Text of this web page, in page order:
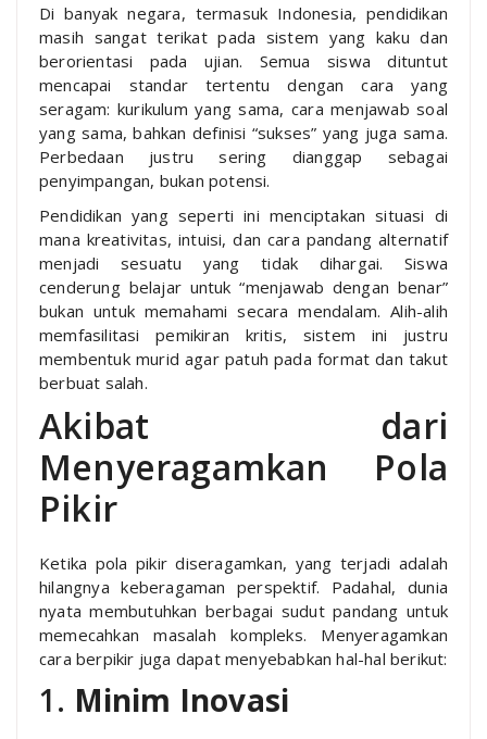
Di banyak negara, termasuk Indonesia, pendidikan
masih sangat terikat pada sistem yang kaku dan
berorientasi pada ujian. Semua siswa dituntut
mencapai standar tertentu dengan cara yang
seragam: kurikulum yang sama, cara menjawab soal
yang sama, bahkan definisi “sukses” yang juga sama.
Perbedaan justru sering dianggap sebagai
penyimpangan, bukan potensi.
Pendidikan yang seperti ini menciptakan situasi di
mana kreativitas, intuisi, dan cara pandang alternatif
menjadi sesuatu yang tidak dihargai. Siswa
cenderung belajar untuk “menjawab dengan benar”
bukan untuk memahami secara mendalam. Alih-alih
memfasilitasi pemikiran kritis, sistem ini justru
membentuk murid agar patuh pada format dan takut
berbuat salah.
Akibat dari
Menyeragamkan Pola
Pikir
Ketika pola pikir diseragamkan, yang terjadi adalah
hilangnya keberagaman perspektif. Padahal, dunia
nyata membutuhkan berbagai sudut pandang untuk
memecahkan masalah kompleks. Menyeragamkan
cara berpikir juga dapat menyebabkan hal-hal berikut:
1. Minim Inovasi